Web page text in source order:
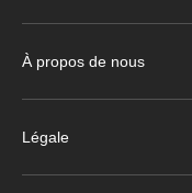
À propos de nous
Légale